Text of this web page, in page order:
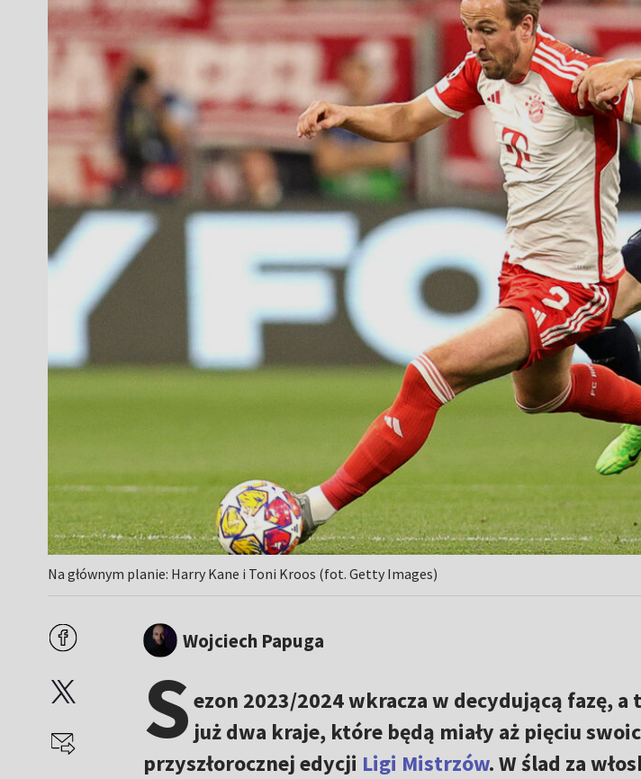
Na głównym planie: Harry Kane i Toni Kroos (fot. Getty Images)
Wojciech Papuga
Sezon 2023/2024 wkracza w decydującą fazę,
już dwa kraje, które będą miały aż pięciu
przyszłorocznej edycji Ligi Mistrzów. W ślad za